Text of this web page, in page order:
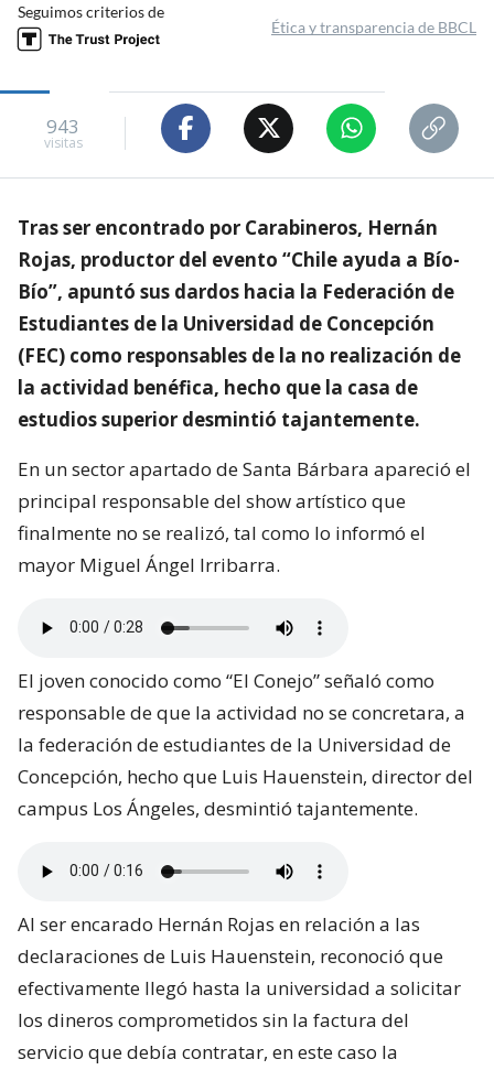
Seguimos criterios de
Ética y transparencia de BBCL
943
visitas
Tras ser encontrado por Carabineros, Hernán
Rojas, productor del evento “Chile ayuda a Bío-
Bío”, apuntó sus dardos hacia la Federación de
Estudiantes de la Universidad de Concepción
(FEC) como responsables de la no realización de
la actividad benéfica, hecho que la casa de
estudios superior desmintió tajantemente.
En un sector apartado de Santa Bárbara apareció el
principal responsable del show artístico que
finalmente no se realizó, tal como lo informó el
mayor Miguel Ángel Irribarra.
El joven conocido como “El Conejo” señaló como
responsable de que la actividad no se concretara, a
la federación de estudiantes de la Universidad de
Concepción, hecho que Luis Hauenstein, director del
campus Los Ángeles, desmintió tajantemente.
Al ser encarado Hernán Rojas en relación a las
declaraciones de Luis Hauenstein, reconoció que
efectivamente llegó hasta la universidad a solicitar
los dineros comprometidos sin la factura del
servicio que debía contratar, en este caso la